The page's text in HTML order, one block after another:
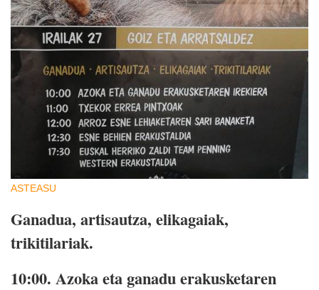
ASTEASU
Ganadua, artisautza, elikagaiak,
trikitilariak.
10:00. Azoka eta ganadu erakusketaren